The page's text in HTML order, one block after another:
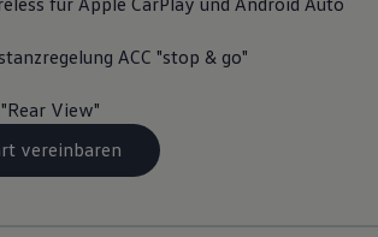
und Flüssigkeiten
und Unfallhilfe
Teile
Zubehör
ACC "stop & go"
View"
vereinbaren